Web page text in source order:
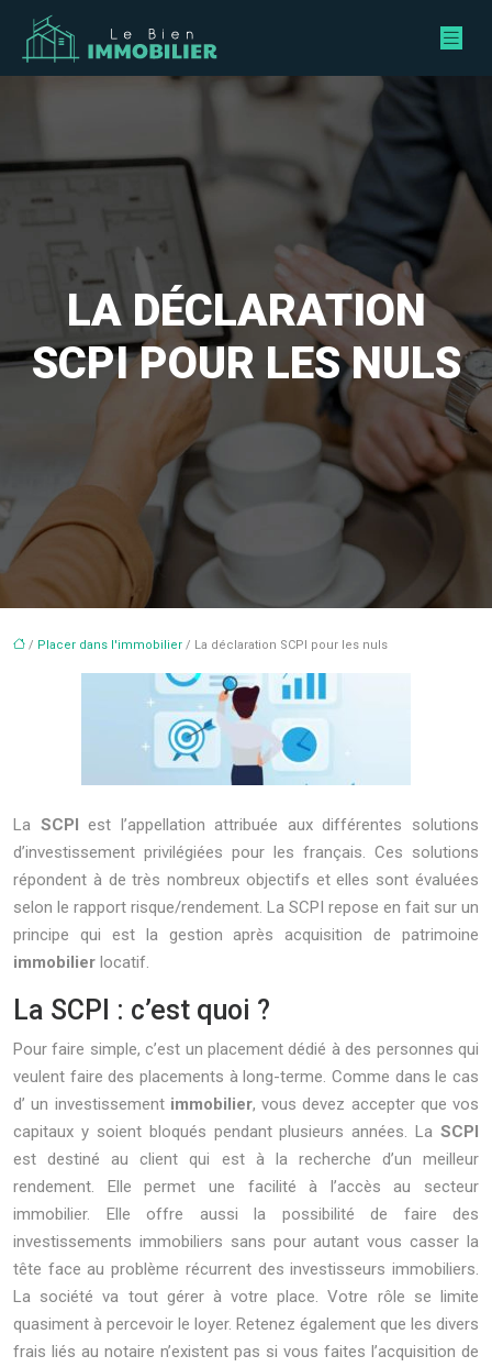
LA DÉCLARATION
SCPI POUR LES NULS
/ Placer dans l'immobilier / La déclaration SCPI pour les nuls
La SCPI est l’appellation attribuée aux différentes solutions
d’investissement privilégiées pour les français. Ces solutions
répondent à de très nombreux objectifs et elles sont évaluées
selon le rapport risque/rendement. La SCPI repose en fait sur un
principe qui est la gestion après acquisition de patrimoine
immobilier locatif.
La SCPI : c’est quoi ?
Pour faire simple, c’est un placement dédié à des personnes qui
veulent faire des placements à long-terme. Comme dans le cas
d’ un investissement immobilier, vous devez accepter que vos
capitaux y soient bloqués pendant plusieurs années. La SCPI
est destiné au client qui est à la recherche d’un meilleur
rendement. Elle permet une facilité à l’accès au secteur
immobilier. Elle offre aussi la possibilité de faire des
investissements immobiliers sans pour autant vous casser la
tête face au problème récurrent des investisseurs immobiliers.
La société va tout gérer à votre place. Votre rôle se limite
quasiment à percevoir le loyer. Retenez également que les divers
frais liés au notaire n’existent pas si vous faites l’acquisition de